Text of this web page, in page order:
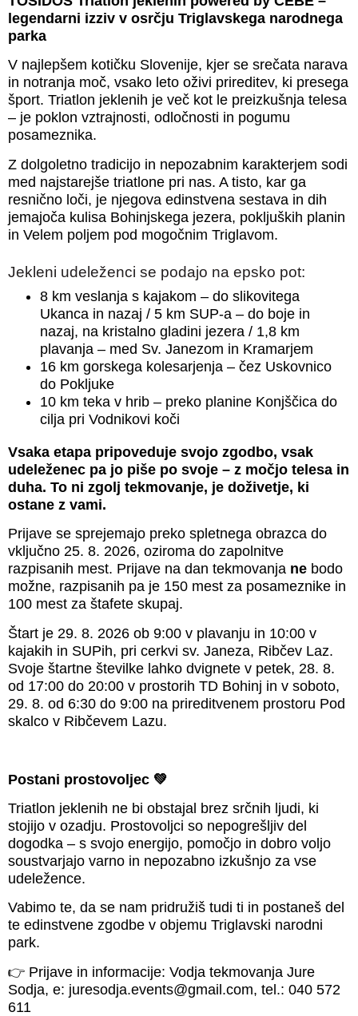
legendarni izziv v osrčju Triglavskega narodnega
parka
V najlepšem kotičku Slovenije, kjer se srečata narava
in notranja moč, vsako leto oživi prireditev, ki presega
šport. Triatlon jeklenih je več kot le preizkušnja telesa
– je poklon vztrajnosti, odločnosti in pogumu
posameznika.
Z dolgoletno tradicijo in nepozabnim karakterjem sodi
med najstarejše triatlone pri nas. A tisto, kar ga
resnično loči, je njegova edinstvena sestava in dih
jemajoča kulisa Bohinjskega jezera, pokljuških planin
in Velem poljem pod mogočnim Triglavom.
Jekleni udeleženci se podajo na epsko pot:
8 km veslanja s kajakom – do slikovitega
Ukanca in nazaj / 5 km SUP-a – do boje in
nazaj, na kristalno gladini jezera / 1,8 km
plavanja – med Sv. Janezom in Kramarjem
16 km gorskega kolesarjenja – čez Uskovnico
do Pokljuke
10 km teka v hrib – preko planine Konjščica do
cilja pri Vodnikovi koči
Vsaka etapa pripoveduje svojo zgodbo, vsak
udeleženec pa jo piše po svoje – z močjo telesa in
duha. To ni zgolj tekmovanje, je doživetje, ki
ostane z vami.
Prijave se sprejemajo preko spletnega obrazca do
vključno 25. 8. 2026, oziroma do zapolnitve
razpisanih mest. Prijave na dan tekmovanja ne bodo
možne, razpisanih pa je 150 mest za posameznike in
100 mest za štafete skupaj.
Štart je 29. 8. 2026 ob 9:00 v plavanju in 10:00 v
kajakih in SUPih, pri cerkvi sv. Janeza, Ribčev Laz.
Svoje štartne številke lahko dvignete v petek, 28. 8.
od 17:00 do 20:00 v prostorih TD Bohinj in v soboto,
29. 8. od 6:30 do 9:00 na prireditvenem prostoru Pod
skalco v Ribčevem Lazu.
Postani prostovoljec 💚
Triatlon jeklenih ne bi obstajal brez srčnih ljudi, ki
stojijo v ozadju. Prostovoljci so nepogrešljiv del
dogodka – s svojo energijo, pomočjo in dobro voljo
soustvarjajo varno in nepozabno izkušnjo za vse
udeležence.
Vabimo te, da se nam pridružiš tudi ti in postaneš del
te edinstvene zgodbe v objemu Triglavski narodni
park.
👉 Prijave in informacije: Vodja tekmovanja Jure
Sodja, e: juresodja.events@gmail.com, tel.: 040 572
611